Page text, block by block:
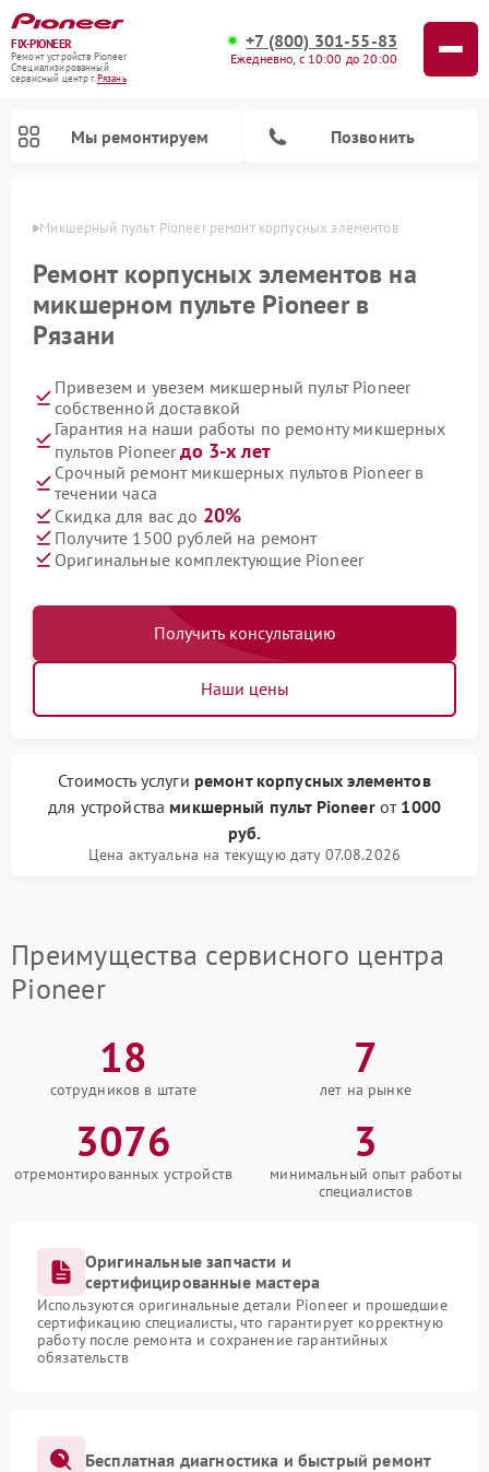
FIX-PIONEER
Ремонт устройств Pioneer
Специализированный
cервисный центр г.Рязань
+7 (800) 301-55-83
Ежедневно, с 10:00 до 20:00
Мы ремонтируем Позвонить
Микшерный пульт Pioneer ремонт корпусных элементов
Ремонт корпусных элементов на
микшерном пульте Pioneer в
Рязани
Привезем и увезем микшерный пульт Pioneer
собственной доставкой
Гарантия на наши работы по ремонту микшерных
пультов Pioneerдо 3-х лет
Срочный ремонт микшерных пультов Pioneer в
течении часа
Скидка для вас до 20%
Получите 1500 рублей на ремонт
Оригинальные комплектующие Pioneer
Получить консультацию
Наши цены
Стоимость услуги ремонт корпусных элементов
для устройства микшерный пульт Pioneerот 1000
руб.
Цена актуальна на текущую дату 07.08.2026
Преимущества сервисного центра
Pioneer
18
сотрудников в штате
7
лет на рынке
3076
отремонтированных устройств
3
минимальный опыт работы
специалистов
Оригинальные запчасти и
сертифицированные мастера
Используются оригинальные детали Pioneer и прошедшие
сертификацию специалисты, что гарантирует корректную
работу после ремонта и сохранение гарантийных
обязательств
Бесплатная диагностика и быстрый ремонт